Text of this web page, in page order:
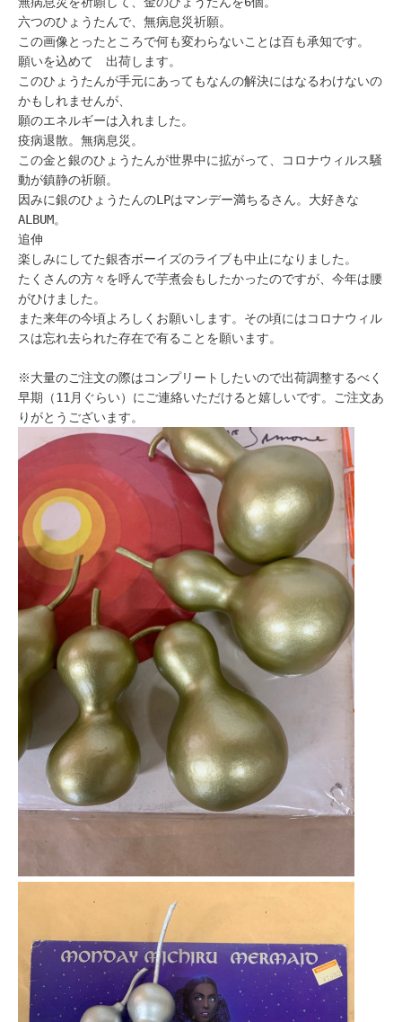
六つのひょうたんで、無病息災祈願。
この画像とったところで何も変わらないことは百も承知です。
願いを込めて 出荷します。
このひょうたんが手元にあってもなんの解決にはなるわけないの
かもしれませんが、
願のエネルギーは入れました。
疫病退散。無病息災。
この金と銀のひょうたんが世界中に拡がって、コロナウィルス騒
動が鎮静の祈願。
因みに銀のひょうたんのLPはマンデー満ちるさん。大好きな
ALBUM。
追伸
楽しみにしてた銀杏ボーイズのライブも中止になりました。
たくさんの方々を呼んで芋煮会もしたかったのですが、今年は腰
がひけました。
また来年の今頃よろしくお願いします。その頃にはコロナウィル
スは忘れ去られた存在で有ることを願います。
※大量のご注文の際はコンプリートしたいので出荷調整するべく
早期（11月ぐらい）にご連絡いただけると嬉しいです。ご注文あ
りがとうございます。